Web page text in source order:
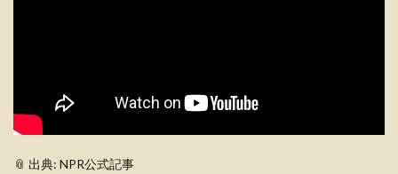
📎 出典: NPR公式記事